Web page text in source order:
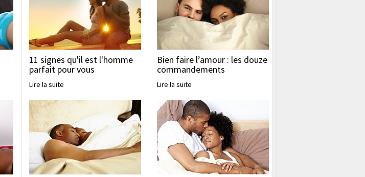
11 signes qu'il est l'homme
parfait pour vous
Lire la suite
Bien faire l’amour : les douze
commandements
Lire la suite